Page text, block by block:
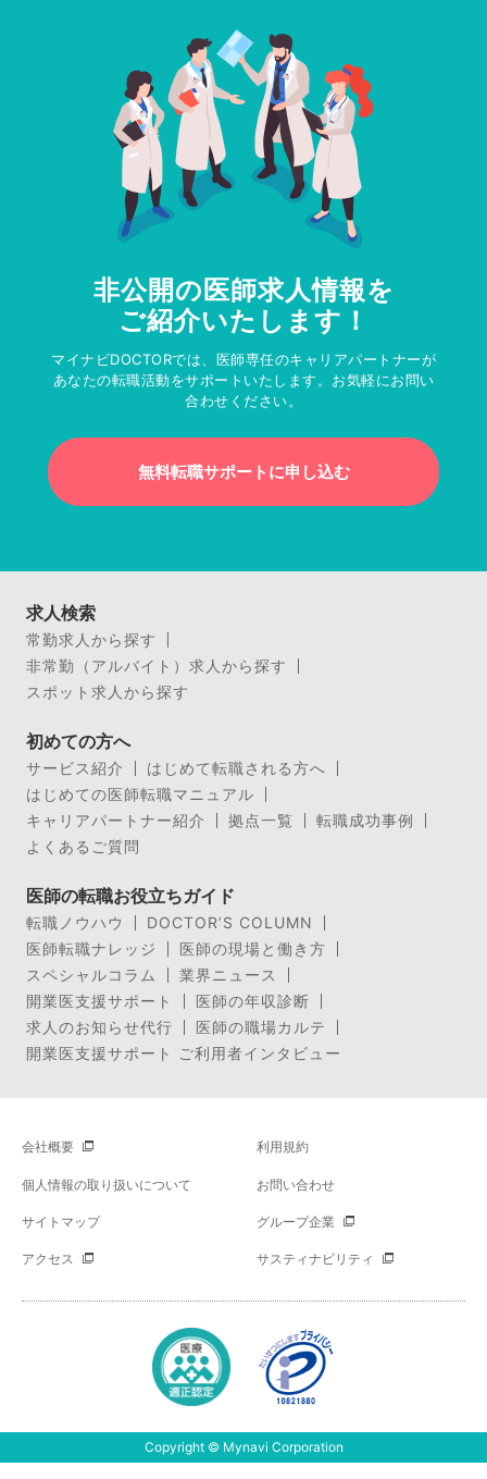
非公開の医師求人情報を
ご紹介いたします！
マイナビDOCTORでは、医師専任のキャリアパートナーが
あなたの転職活動をサポートいたします。お気軽にお問い
合わせください。
無料転職サポートに申し込む
求人検索
常勤求人から探す
非常勤（アルバイト）求人から探す
スポット求人から探す
初めての方へ
サービス紹介
はじめて転職される方へ
はじめての医師転職マニュアル
キャリアパートナー紹介
拠点一覧
転職成功事例
よくあるご質問
医師の転職お役立ちガイド
転職ノウハウ
DOCTOR’S COLUMN
医師転職ナレッジ
医師の現場と働き方
スペシャルコラム
業界ニュース
開業医支援サポート
医師の年収診断
求人のお知らせ代行
医師の職場カルテ
開業医支援サポート ご利用者インタビュー
会社概要 利用規約
個人情報の取り扱いについて お問い合わせ
サイトマップ グループ企業
アクセス サスティナビリティ
Copyright © Mynavi Corporation